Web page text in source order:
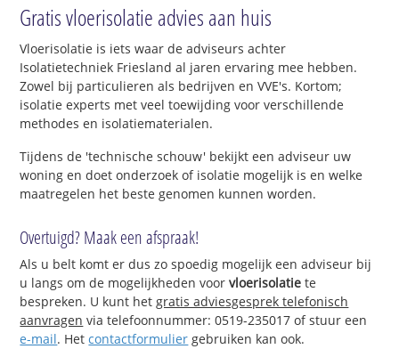
Gratis vloerisolatie advies aan huis
Vloerisolatie is iets waar de adviseurs achter
Isolatietechniek Friesland al jaren ervaring mee hebben.
Zowel bij particulieren als bedrijven en VVE's. Kortom;
isolatie experts met veel toewijding voor verschillende
methodes en isolatiematerialen.
Tijdens de 'technische schouw' bekijkt een adviseur uw
woning en doet onderzoek of isolatie mogelijk is en welke
maatregelen het beste genomen kunnen worden.
Overtuigd? Maak een afspraak!
Als u belt komt er dus zo spoedig mogelijk een adviseur bij
u langs om de mogelijkheden voorvloerisolatie te
bespreken. U kunt hetgratis adviesgesprek telefonisch
aanvragen via telefoonnummer: 0519-235017 of stuur een
e-mail. Hetcontactformulier gebruiken kan ook.